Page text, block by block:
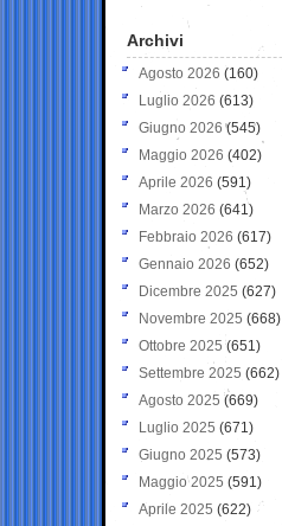
Archivi
Agosto 2026 (160)
Luglio 2026 (613)
Giugno 2026 (545)
Maggio 2026 (402)
Aprile 2026 (591)
Marzo 2026 (641)
Febbraio 2026 (617)
Gennaio 2026 (652)
Dicembre 2025 (627)
Novembre 2025 (668)
Ottobre 2025 (651)
Settembre 2025 (662)
Agosto 2025 (669)
Luglio 2025 (671)
Giugno 2025 (573)
Maggio 2025 (591)
Aprile 2025 (622)